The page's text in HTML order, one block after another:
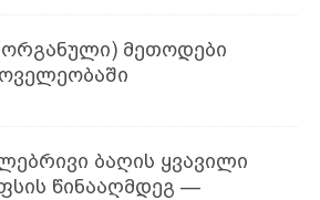
მეთოდები
ბაღის ყვავილი
წინააღმდეგ —